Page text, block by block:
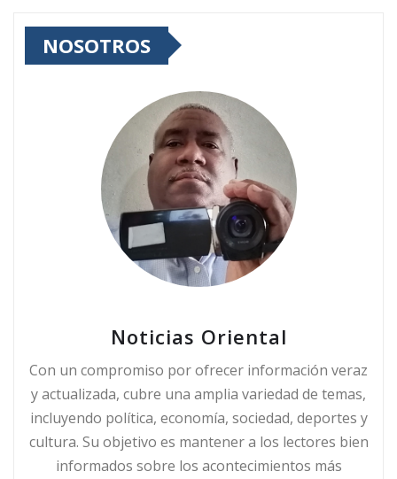
NOSOTROS
Noticias Oriental
Con un compromiso por ofrecer información veraz
y actualizada, cubre una amplia variedad de temas,
incluyendo política, economía, sociedad, deportes y
cultura. Su objetivo es mantener a los lectores bien
informados sobre los acontecimientos más